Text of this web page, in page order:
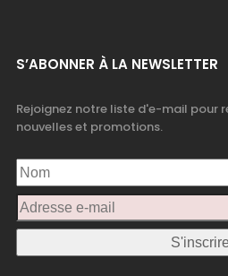
S’ABONNER À LA NEWSLETTER
Rejoignez notre liste d'e-mail pour
nouvelles et promotions.